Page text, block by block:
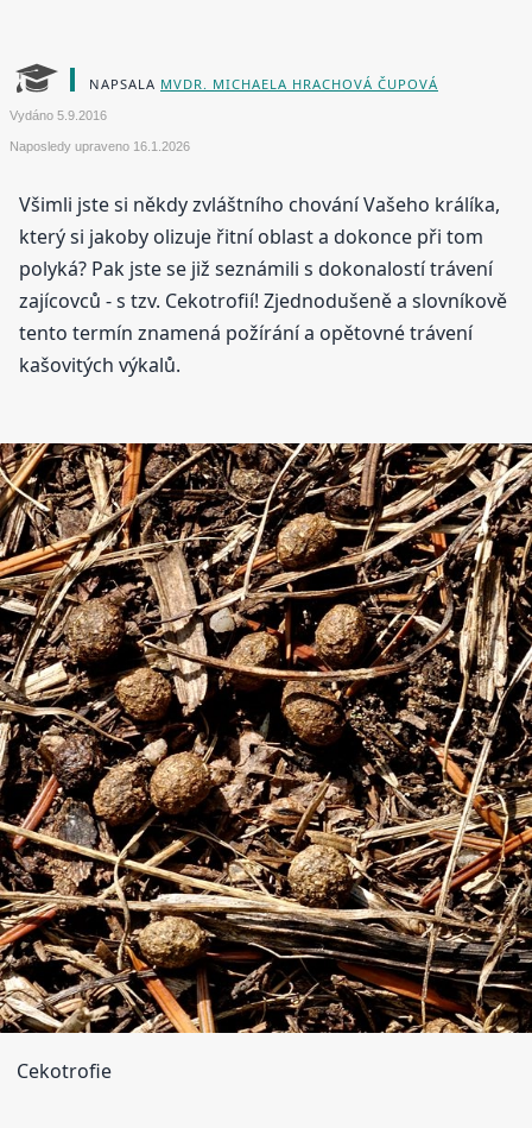
NAPSALA MVDR. MICHAELA HRACHOVÁ ČUPOVÁ
Vydáno 5.9.2016
Naposledy upraveno 16.1.2026
Všimli jste si někdy zvláštního chování Vašeho králíka,
který si jakoby olizuje řitní oblast a dokonce při tom
polyká? Pak jste se již seznámili s dokonalostí trávení
zajícovců - s tzv. Cekotrofií! Zjednodušeně a slovníkově
tento termín znamená požírání a opětovné trávení
kašovitých výkalů.
Cekotrofie